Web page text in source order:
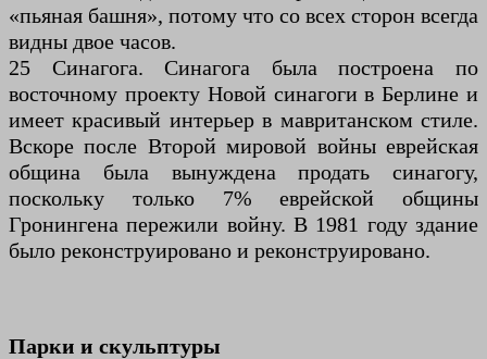
«пьяная башня», потому что со всех сторон всегда
видны двое часов.
25 Синагога. Синагога была построена по
восточному проекту Новой синагоги в Берлине и
имеет красивый интерьер в мавританском стиле.
Вскоре после Второй мировой войны еврейская
община была вынуждена продать синагогу,
поскольку только 7% еврейской общины
Гронингена пережили войну. В 1981 году здание
было реконструировано и реконструировано.
Парки и скульптуры